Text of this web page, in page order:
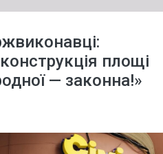
площі
— законна!»